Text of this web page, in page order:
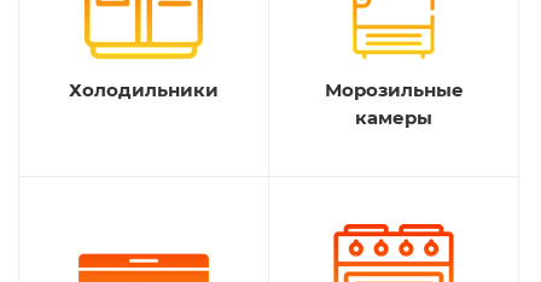
Холодильники
Морозильные
камеры